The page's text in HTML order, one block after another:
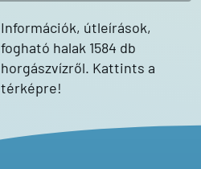
Információk, útleírások,
fogható halak 1584 db
horgászvízről. Kattints a
térképre!